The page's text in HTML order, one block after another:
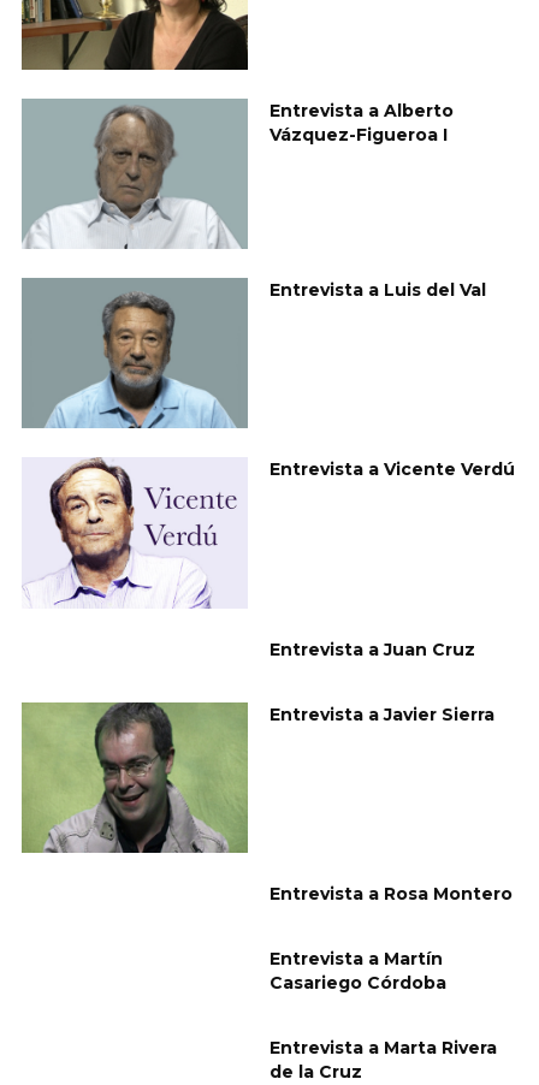
Entrevista a Alberto
Vázquez-Figueroa I
Entrevista a Luis del Val
Entrevista a Vicente Verdú
Entrevista a Juan Cruz
Entrevista a Javier Sierra
Entrevista a Rosa Montero
Entrevista a Martín
Casariego Córdoba
Entrevista a Marta Rivera
de la Cruz